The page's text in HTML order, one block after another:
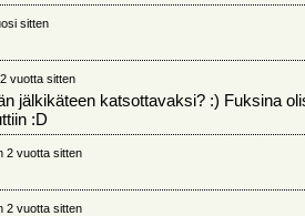
sitten
vuotta sitten
jälkikäteen katsottavaksi? :) Fuksina
:D
2 vuotta sitten
2 vuotta sitten